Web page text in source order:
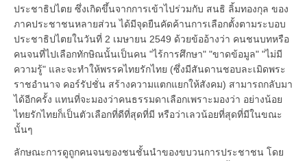
ประชาธิปไตย ซึ่งเกิดขึ้นจากการเข้าไปร่วมกับ สนธิ ลิ้มทองกุล ของ
ภาคประชาชนหลายส่วน ได้มีจุดยืนคัดค้านการเลือกตั้งตามระบอบ
ประชาธิปไตยในวันที่ 2 เมษายน 2549 ด้วยข้ออ้างว่า คนชนบทหรือ
คนจนที่ไปเลือกทักษิณนั้นเป็นคน "ไร้การศึกษา" "ขาดข้อมูล" "ไม่มี
ความรู้" และจะทำให้พรรคไทยรักไทย (ซึ่งมีสันดานชอบละเมิดพระ
ราชอำนาจ คอร์รัปชั่น สร้างความแตกแยกให้สังคม) สามารถกลับมา
ได้อีกครั้ง แทนที่จะมองว่าคนธรรมดาเลือกเพราะมองว่า อย่างน้อย
ไทยรักไทยก็เป็นตัวเลือกที่ดีที่สุดที่มี หรือว่าเลวน้อยที่สุดที่มีในขณะ
นั้นๆ
ลักษณะการดูถูกคนจนของชนชั้นนำของขบวนการประชาชน โดย